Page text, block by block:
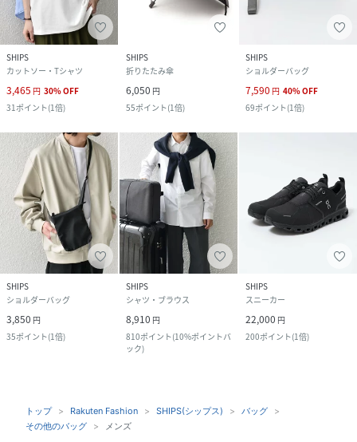
SHIPS
カットソー・Tシャツ
3,465 円 30%OFF
31 ポイント(1倍)
SHIPS
折りたたみ傘
6,050 円
55ポイント(1倍)
SHIPS
ショルダーバッグ
7,590 円 40%OFF
69ポイント(1倍)
SHIPS
ショルダーバッグ
3,850 円
35ポイント(1倍)
SHIPS
シャツ・ブラウス
8,910 円
810ポイント(10%ポイントバ
ック)
SHIPS
スニーカー
22,000 円
200ポイント(1倍)
トップ Rakuten Fashion SHIPS(シップス)
バッグ
その他のバッグ
メンズ